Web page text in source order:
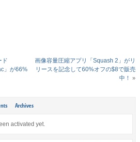
ド
」が66%
画像容量圧縮アプリ「Squash 2」がリ
リースを記念して60%オフの$8で販売
中！ »
Archives
activated yet.